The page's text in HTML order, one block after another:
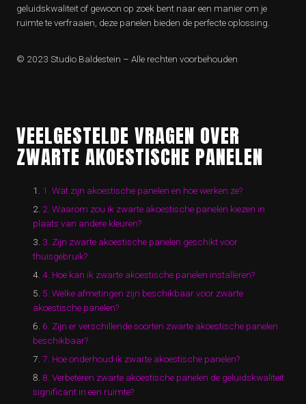
geluidskwaliteit of gewoon op zoek bent naar een manier om je
ruimte te verfraaien, deze panelen bieden de perfecte oplossing.
© 2023 Studio Baldestein – Alle rechten voorbehouden
VEELGESTELDE VRAGEN OVER
ZWARTE AKOESTISCHE PANELEN
1. Wat zijn akoestische panelen en hoe werken ze?
2. Waarom zou ik zwarte akoestische panelen kiezen in
plaats van andere kleuren?
3. Zijn zwarte akoestische panelen geschikt voor
thuisgebruik?
4. Hoe kan ik zwarte akoestische panelen installeren?
5. Welke afmetingen zijn beschikbaar voor zwarte
akoestische panelen?
6. Zijn er verschillende soorten zwarte akoestische panelen
beschikbaar?
7. Hoe onderhoud ik zwarte akoestische panelen?
8. Verbeteren zwarte akoestische panelen de geluidskwaliteit
significant in een ruimte?